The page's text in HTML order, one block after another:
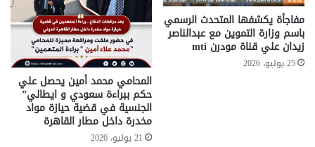
مفاجأة يكشفها المتحدث الرسمي
باسم وزارة التموين مع عبدالناصر
زيدان علي قناة مودرن mti
25 يوليو، 2026
المحامي محمد أمين يحصل علي
حكم ببراءة سعودي و ايطالي”
الجنسية في قضية حيازة مواد
مخدرة داخل مطار القاهرة
21 يوليو، 2026